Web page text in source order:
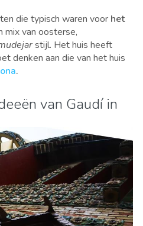
die typisch waren voor het
mix van oosterse,
stijl. Het huis heeft
denken aan die van het huis
.
van Gaudí in